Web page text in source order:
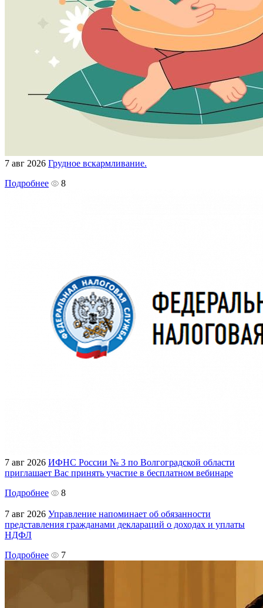
7 авг 2026 Грудное вскармливание.
Подробнее
8
7 авг 2026 ИФНС России № 3 по Волгоградской области
приглашает Вас принять участие в бесплатном вебинаре
Подробнее
8
7 авг 2026 Управление напоминает об обязанности
представления гражданами деклараций о доходах и уплаты
НДФЛ
Подробнее
7